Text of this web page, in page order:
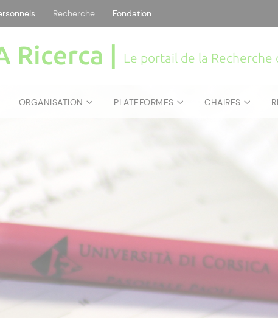
Recherche Fondation
Ricerca | Le portail de la
ORGANISATION PLATEFORMES CHAIRES